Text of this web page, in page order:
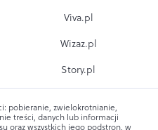
Viva.pl
Wizaz.pl
Story.pl
pobieranie, zwielokrotnianie,
treści, danych lub informacji
oraz wszystkich jego podstron, w